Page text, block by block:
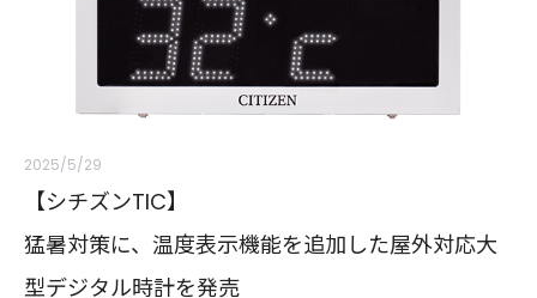
2025/5/29
【シチズンTIC】
猛暑対策に、温度表示機能を追加した屋外対応大
型デジタル時計を発売